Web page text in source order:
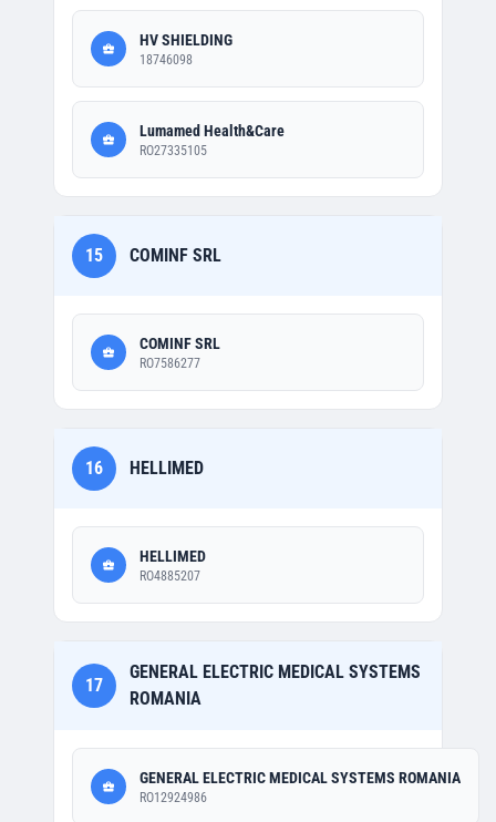
HV SHIELDING
18746098
Lumamed Health&Care
RO27335105
15 COMINF SRL
COMINF SRL
RO7586277
16 HELLIMED
HELLIMED
RO4885207
17
GENERAL ELECTRIC MEDICAL SYSTEMS
ROMANIA
GENERAL ELECTRIC MEDICAL SYSTEMS ROMANIA
RO12924986